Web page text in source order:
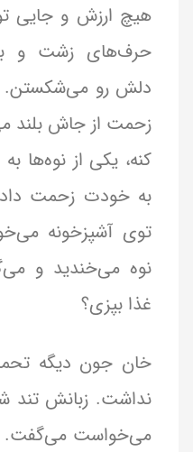
هیچ ارزش و جایی
حرف‌های زشت و
دلش رو می‌شکستن.
زحمت از جاش بلند
کنه، یکی از نوه‌ها
به خودت زحمت
توی آشپزخونه
نوه می‌خندید و
غذا بپزی؟
خان جون دیگه
نداشت. زبانش
می‌خواست می‌گفت.